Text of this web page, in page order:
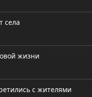
села
жизни
с жителями